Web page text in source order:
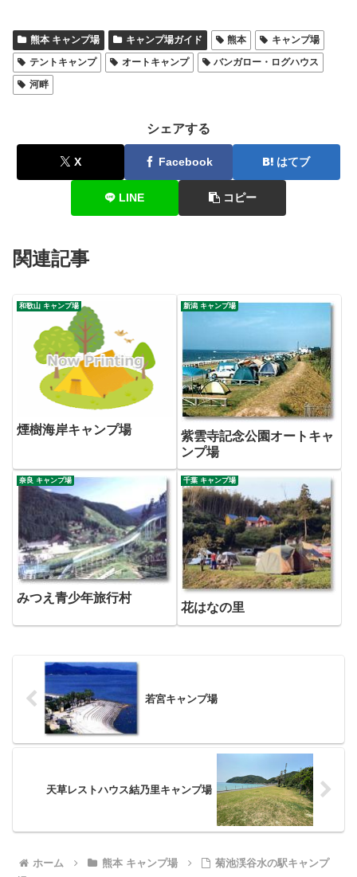
熊本 キャンプ場 キャンプ場ガイド 熊本
キャンプ場
テントキャンプ
オートキャンプ
バンガロー・ログハウス
河畔
シェアする
X Facebook はてブ
LINE コピー
関連記事
和歌山 キャンプ場
煙樹海岸キャンプ場
新潟 キャンプ場
紫雲寺記念公園オートキャ
ンプ場
奈良 キャンプ場
みつえ青少年旅行村
千葉 キャンプ場
花はなの里
若宮キャンプ場
天草レストハウス結乃里キャンプ場
ホーム 熊本 キャンプ場
菊池渓谷水の駅キャンプ